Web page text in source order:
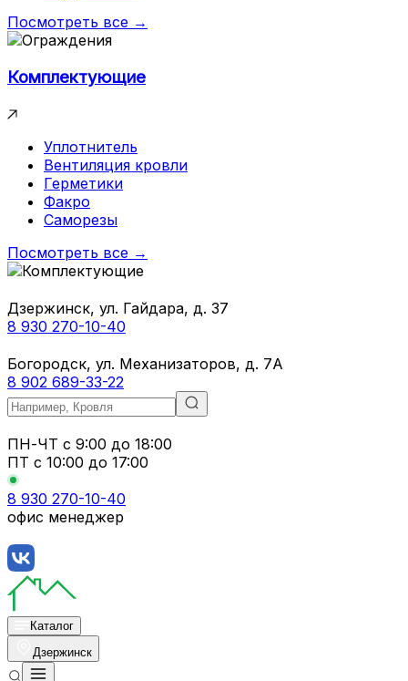
Посмотреть все →
Комплектующие
Уплотнитель
Вентиляция кровли
Герметики
Факро
Саморезы
Посмотреть все →
Дзержинск, ул. Гайдара, д. 37
8 930 270-10-40
Богородск, ул. Механизаторов, д. 7А
8 902 689-33-22
ПН-ЧТ с 9:00 до 18:00
ПТ с 10:00 до 17:00
8 930 270-10-40
офис менеджер
Каталог
Дзержинск